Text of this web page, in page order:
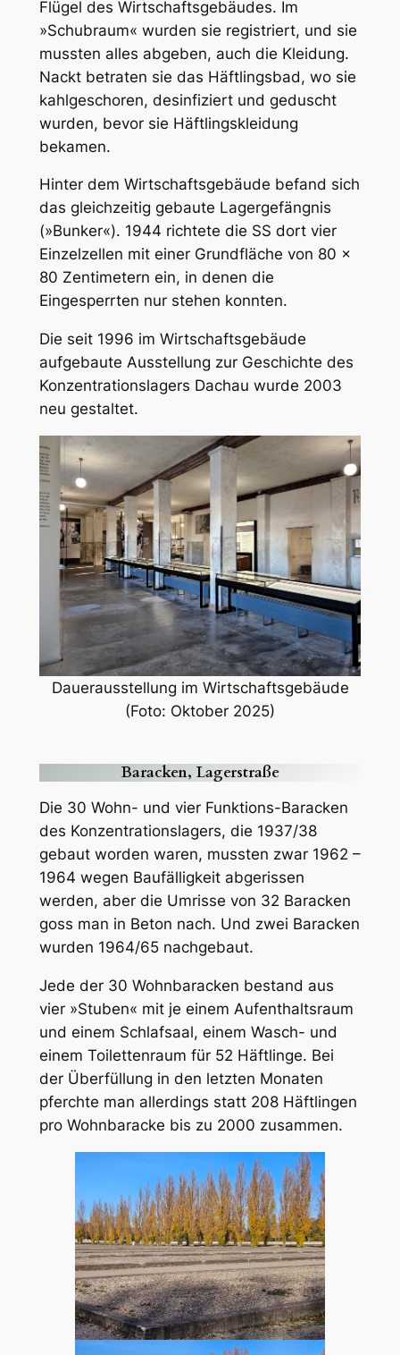
Flügel des Wirtschaftsgebäudes. Im
»Schubraum« wurden sie registriert, und sie
mussten alles abgeben, auch die Kleidung.
Nackt betraten sie das Häftlingsbad, wo sie
kahlgeschoren, desinfiziert und geduscht
wurden, bevor sie Häftlingskleidung
bekamen.
Hinter dem Wirtschaftsgebäude befand sich
das gleichzeitig gebaute Lagergefängnis
(»Bunker«). 1944 richtete die SS dort vier
Einzelzellen mit einer Grundfläche von 80 x
80 Zentimetern ein, in denen die
Eingesperrten nur stehen konnten.
Die seit 1996 im Wirtschaftsgebäude
aufgebaute Ausstellung zur Geschichte des
Konzentrationslagers Dachau wurde 2003
neu gestaltet.
Dauerausstellung im Wirtschaftsgebäude
(Foto: Oktober 2025)
Baracken, Lagerstraße
Die 30 Wohn- und vier Funktions-Baracken
des Konzentrationslagers, die 1937/38
gebaut worden waren, mussten zwar 1962 –
1964 wegen Baufälligkeit abgerissen
werden, aber die Umrisse von 32 Baracken
goss man in Beton nach. Und zwei Baracken
wurden 1964/65 nachgebaut.
Jede der 30 Wohnbaracken bestand aus
vier »Stuben« mit je einem Aufenthaltsraum
und einem Schlafsaal, einem Wasch- und
einem Toilettenraum für 52 Häftlinge. Bei
der Überfüllung in den letzten Monaten
pferchte man allerdings statt 208 Häftlingen
pro Wohnbaracke bis zu 2000 zusammen.